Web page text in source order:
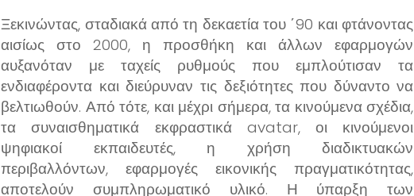
Ξεκινώντας, σταδιακά από τη δεκαετία του ΄90 και φτάνοντας
αισίως στο 2000, η προσθήκη και άλλων εφαρμογών
αυξανόταν με ταχείς ρυθμούς που εμπλούτισαν τα
ενδιαφέροντα και διεύρυναν τις δεξιότητες που δύναντο να
βελτιωθούν. Από τότε, και μέχρι σήμερα, τα κινούμενα σχέδια,
τα συναισθηματικά εκφραστικά avatar, οι κινούμενοι
ψηφιακοί εκπαιδευτές, η χρήση διαδικτυακών
περιβαλλόντων, εφαρμογές εικονικής πραγματικότητας,
αποτελούν συμπληρωματικό υλικό. Η ύπαρξη των